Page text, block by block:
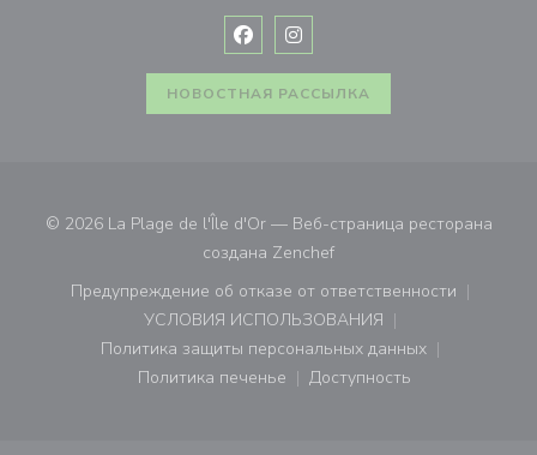
Facebook ((открывается в новом
Instagram ((открывается в
НОВОСТНАЯ РАССЫЛКА
© 2026 La Plage de l'Île d'Or — Веб-страница ресторана
создана Zenchef((открывается в новом
Предупреждение об отказе от ответственности
((открывается в новом окне))
УСЛОВИЯ ИСПОЛЬЗОВАНИЯ
((открывается в новом окне))
Политика защиты персональных данных
((открывается в новом окне))
Политика печенье
((открывается в новом окне))
Доступность
((открывается в